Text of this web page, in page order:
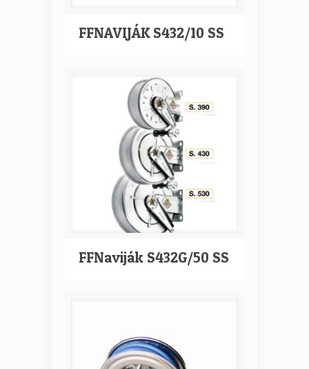
FFNAVIJÁK S432/10 SS
FFNaviják S432G/50 SS